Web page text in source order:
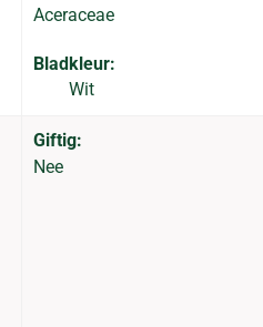
Aceraceae
Bladkleur:
Wit
Giftig:
Nee